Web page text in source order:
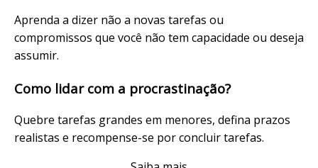
Aprenda a dizer não a novas tarefas ou
compromissos que você não tem capacidade ou deseja
assumir.
Como lidar com a procrastinação?
Quebre tarefas grandes em menores, defina prazos
realistas e recompense-se por concluir tarefas.